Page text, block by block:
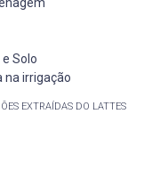
Solo
na irrigação
EXTRAÍDAS DO LATTES